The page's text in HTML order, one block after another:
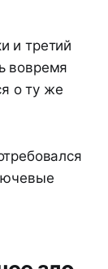
и третий
вовремя
о ту же